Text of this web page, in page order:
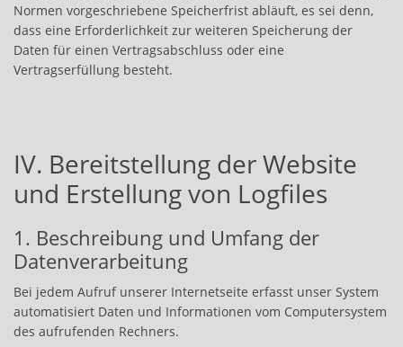
Normen vorgeschriebene Speicherfrist abläuft, es sei denn,
dass eine Erforderlichkeit zur weiteren Speicherung der
Daten für einen Vertragsabschluss oder eine
Vertragserfüllung besteht.
IV. Bereitstellung der Website
und Erstellung von Logfiles
1. Beschreibung und Umfang der
Datenverarbeitung
Bei jedem Aufruf unserer Internetseite erfasst unser System
automatisiert Daten und Informationen vom Computersystem
des aufrufenden Rechners.